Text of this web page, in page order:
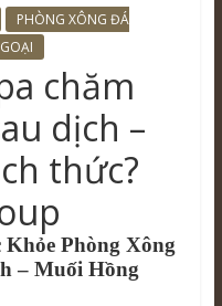
PHÒNG XÔNG ĐÁ
chăm
dịch –
thức?
Phòng Xông
– Muối Hồng